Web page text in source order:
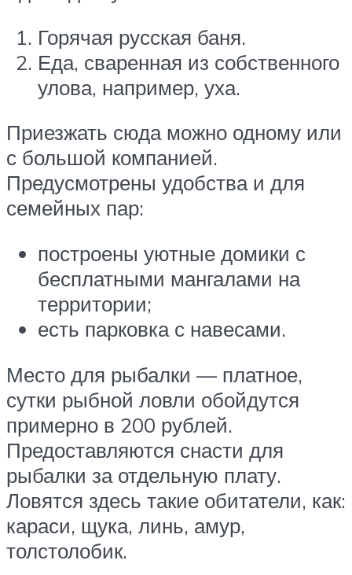
Горячая русская баня.
Еда, сваренная из собственного
улова, например, уха.
Приезжать сюда можно одному или
с большой компанией.
Предусмотрены удобства и для
семейных пар:
построены уютные домики с
бесплатными мангалами на
территории;
есть парковка с навесами.
Место для рыбалки — платное,
сутки рыбной ловли обойдутся
примерно в 200 рублей.
Предоставляются снасти для
рыбалки за отдельную плату.
Ловятся здесь такие обитатели, как:
караси, щука, линь, амур,
толстолобик.